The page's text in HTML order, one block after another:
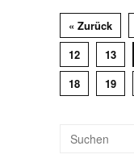
« Zurück
12
13
18
19